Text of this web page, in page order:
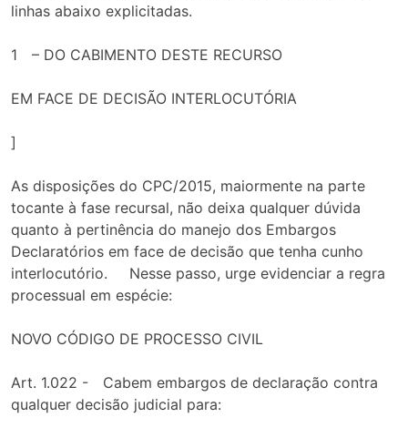
linhas abaixo explicitadas.
1 – DO CABIMENTO DESTE RECURSO
EM FACE DE DECISÃO INTERLOCUTÓRIA
]
As disposições do CPC/2015, maiormente na parte
tocante à fase recursal, não deixa qualquer dúvida
quanto à pertinência do manejo dos Embargos
Declaratórios em face de decisão que tenha cunho
interlocutório. Nesse passo, urge evidenciar a regra
processual em espécie:
NOVO CÓDIGO DE PROCESSO CIVIL
Art. 1.022 - Cabem embargos de declaração contra
qualquer decisão judicial para: